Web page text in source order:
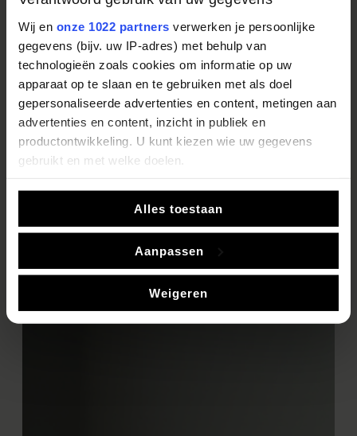
Wij en onze 1022 partners verwerken je persoonlijke
gegevens (bijv. uw IP-adres) met behulp van
technologieën zoals cookies om informatie op uw
apparaat op te slaan en te gebruiken met als doel
gepersonaliseerde advertenties en content, metingen aan
advertenties en content, inzicht in publiek en
productontwikkeling. U kunt kiezen wie uw gegevens
gebruikt en met welke doelen.
Uw apparaat identificeren door het actief te scannen
op specifieke eigenschappen (fingerprinting)
Lees meer over hoe uw persoonlijke gegevens worden
Alles toestaan
Aanpassen
Weigeren
de allerlaatste trends vindt u in ons Digitale
Inspiratie Magazine.
Bekijk ons Inspiratie Magazine